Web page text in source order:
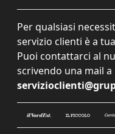
Per qualsiasi
servizio clienti è a
Puoi contattarci al
scrivendo una mail a